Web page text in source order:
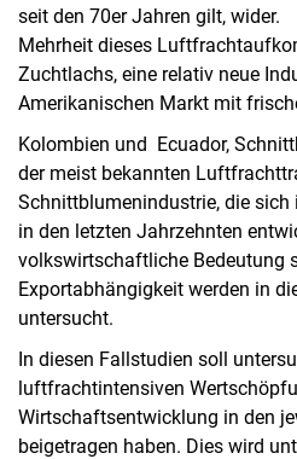
seit den 70er Jahren gilt, wider.
Mehrheit dieses
Zuchtlachs, eine relativ neue
Amerikanischen Markt mit
Kolombien und Ecuador,
der meist bekannten
Schnittblumenindustrie, die
in den letzten Jahrzehnten
volkswirtschaftliche Bedeutung
Exportabhängigkeit werden in
untersucht.
In diesen Fallstudien soll
luftfrachtintensiven
Wirtschaftsentwicklung in den
beigetragen haben. Dies wird